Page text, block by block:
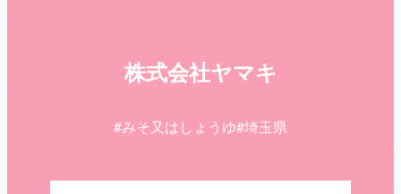
株式会社ヤマキ
#みそ又はしょうゆ#埼玉県